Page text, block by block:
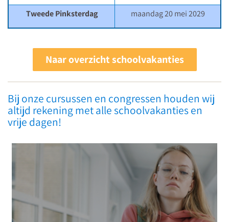
Tweede Pinksterdag maandag 20 mei 2029
Naar overzicht schoolvakanties
Bij onze cursussen en congressen houden wij
altijd rekening met alle schoolvakanties en
vrije dagen!
Leerlingen
met
psychische
problemen